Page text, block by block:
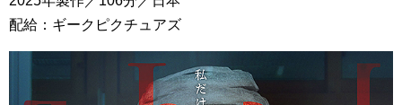
配給：ギークピクチュアズ